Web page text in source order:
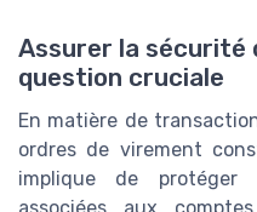
Assurer la sécurité
question cruciale
En matière de
ordres de virement
implique de protéger